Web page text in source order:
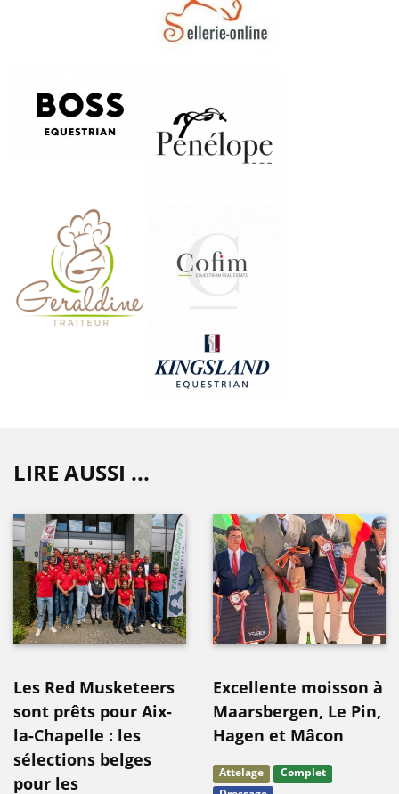
LIRE AUSSI ...
Les Red Musketeers
sont prêts pour Aix-
la-Chapelle : les
sélections belges
pour les
Excellente moisson à
Maarsbergen, Le Pin,
Hagen et Mâcon
Attelage
Complet